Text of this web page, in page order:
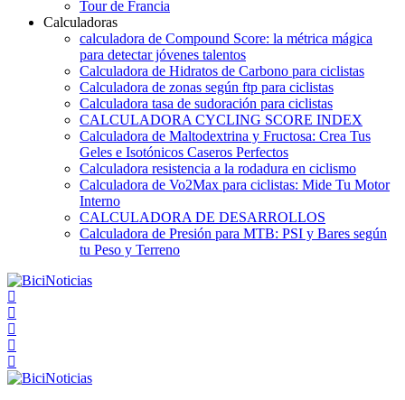
Tour de Francia
Calculadoras
calculadora de Compound Score: la métrica mágica
para detectar jóvenes talentos
Calculadora de Hidratos de Carbono para ciclistas
Calculadora de zonas según ftp para ciclistas
Calculadora tasa de sudoración para ciclistas
CALCULADORA CYCLING SCORE INDEX
Calculadora de Maltodextrina y Fructosa: Crea Tus
Geles e Isotónicos Caseros Perfectos
Calculadora resistencia a la rodadura en ciclismo
Calculadora de Vo2Max para ciclistas: Mide Tu Motor
Interno
CALCULADORA DE DESARROLLOS
Calculadora de Presión para MTB: PSI y Bares según
tu Peso y Terreno